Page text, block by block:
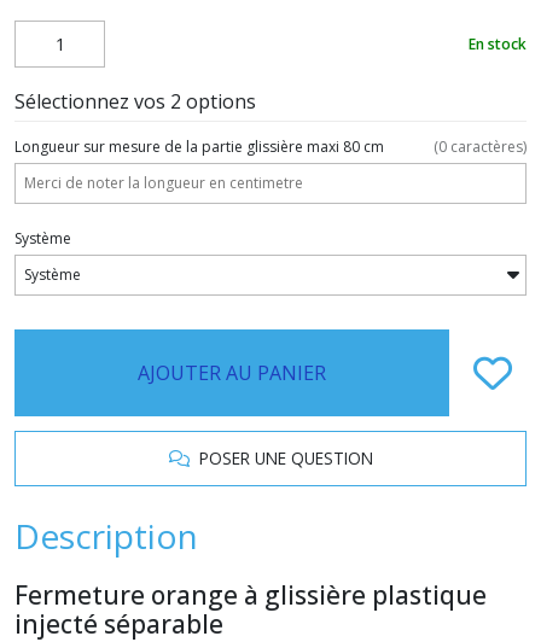
En stock
Sélectionnez vos 2 options
Longueur sur mesure de la partie glissière maxi 80 cm (0 caractères)
Système
AJOUTER AU PANIER
POSER UNE QUESTION
Description
Fermeture orange à glissière plastique
injecté séparable